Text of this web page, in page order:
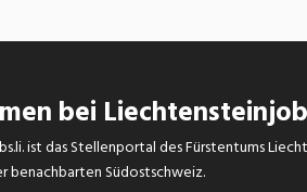
bei
ist das Stellenportal des Fürstentums
benachbarten Südostschweiz.